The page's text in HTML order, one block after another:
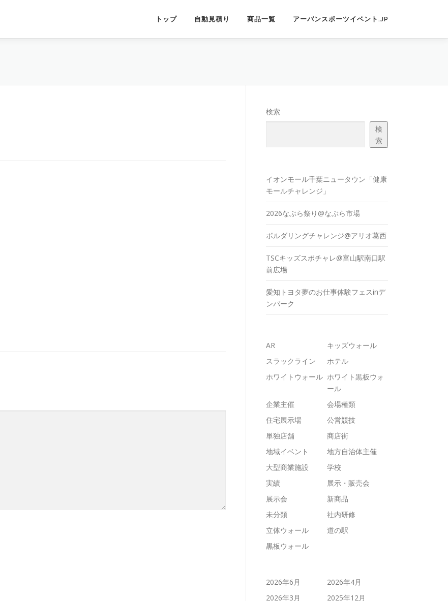
トップ 自動見積り 商品一覧 アーバンスポーツイベント.JP
検索
検
索
イオンモール千葉ニュータウン「健康
モールチャレンジ」
2026なぶら祭り@なぶら市場
ボルダリングチャレンジ@アリオ葛西
TSCキッズスポチャレ@富山駅南口駅
前広場
愛知トヨタ夢のお仕事体験フェスinデ
ンパーク
AR
キッズウォール
スラックライン
ホテル
ホワイトウォール ホワイト黒板ウォ
ール
企業主催
会場種類
住宅展示場
公営競技
単独店舗
商店街
地域イベント
地方自治体主催
大型商業施設
学校
実績
展示・販売会
展示会
新商品
未分類
社内研修
立体ウォール
道の駅
黒板ウォール
2026年6月
2026年4月
2026年3月
2025年12月